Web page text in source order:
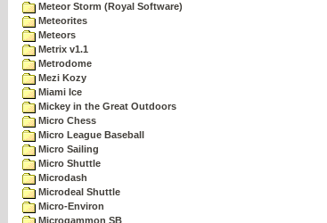
Meteor Storm (Royal Software)
Meteorites
Meteors
Metrix v1.1
Metrodome
Mezi Kozy
Miami Ice
Mickey in the Great Outdoors
Micro Chess
Micro League Baseball
Micro Sailing
Micro Shuttle
Microdash
Microdeal Shuttle
Micro-Environ
Microgammon SB